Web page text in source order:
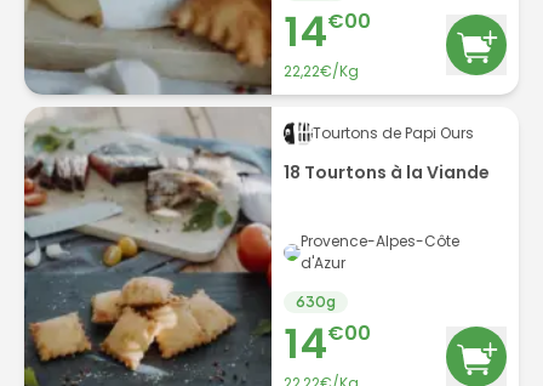
14€00
22,22€/Kg
Tourtons de Papi Ours
18 Tourtons à la Viande
Provence-Alpes-Côte
d'Azur
630g
14€00